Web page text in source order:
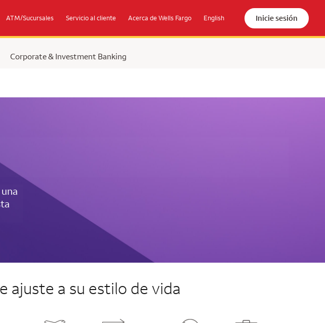
ATM/Sucursales Servicio al cliente Acerca de Wells Fargo English Inicie sesión
Corporate & Investment Banking
ajuste a su estilo de vida